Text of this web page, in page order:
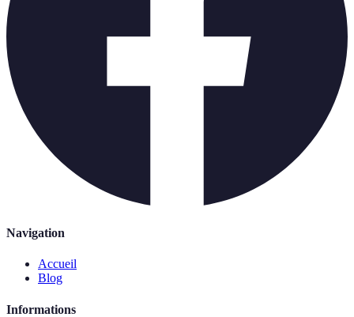
Navigation
Accueil
Blog
Informations